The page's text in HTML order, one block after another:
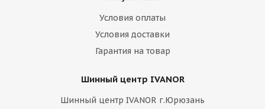
Условия оплаты
Условия доставки
Гарантия на товар
Шинный центр IVANOR
Шинный центр IVANOR г.Юрюзань